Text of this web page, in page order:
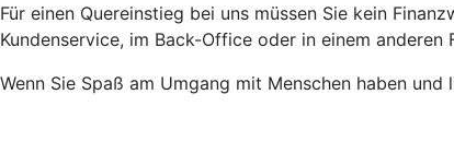
Für einen Quereinstieg bei uns müssen Sie kein
Kundenservice, im Back-Office oder in einem
Wenn Sie Spaß am Umgang mit Menschen haben